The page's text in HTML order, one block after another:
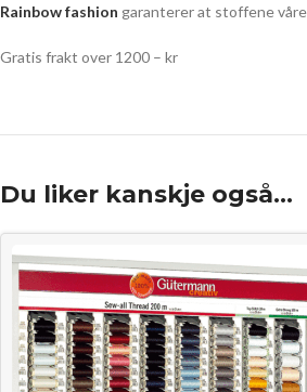
Rainbow fashion garanterer at stoffene
Gratis frakt over 1200 – kr
Du liker kanskje også…